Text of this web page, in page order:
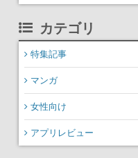
カテゴリ
特集記事
マンガ
女性向け
アプリレビュー